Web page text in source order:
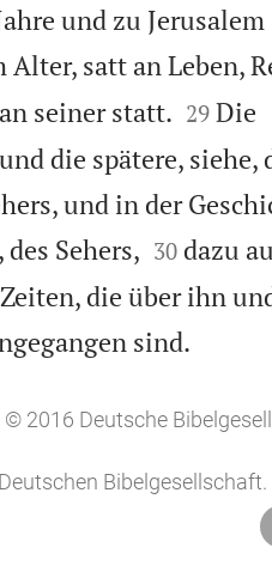
und zu Jerusalem
Alter, satt an Leben,
seiner statt.
29 Die
die spätere, siehe,
und in der
Sehers, 

30 dazu
die über ihn
sind.
2016 Deutsche
Bibelgesellschaft.